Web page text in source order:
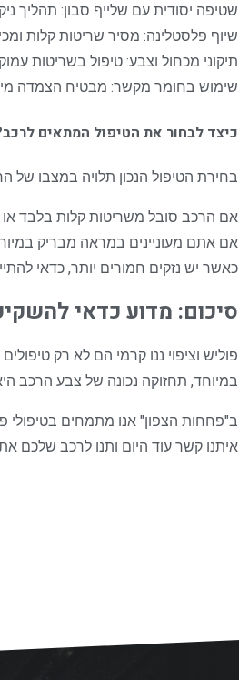
שטיפה יסודית עם שלייף סבון: תהליך
שיוף פלסטלינה: מסיר שריטות קלות
תיקוני מכחול וצבע: טיפול בשריטות
שימוש בחומר מקשר: מבטיח הצמדה
כיצד לבחור את הטיפול המתאים
בחירת הטיפול הנכון תלויה במצבו של
אם הרכב סובל משריטות קלות בלבד או
אם אתם מעוניינים במראה מבריק
כאשר יש נזקים חמורים יותר, כדאי
סיכום: מדוע כדאי
פוליש וציפוי ננו קרמי הם לא רק
במיוחד, תחזוקה נכונה של צבע הרכב
ב"פחחות הצפון" אנו מתמחים בטיפולי
איתנו קשר עוד היום ותנו לרכב שלכם